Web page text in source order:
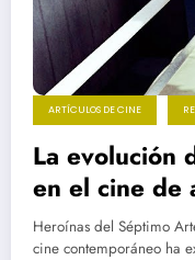
ARTÍCULOS DE CINE
La evolución
en el cine de
apuros a
Heroínas del Séptimo
cine contemporáneo ha